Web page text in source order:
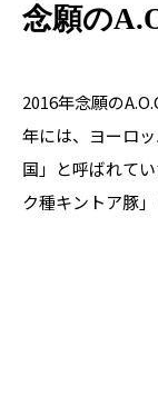
念願の
2016年念願の
年には、ヨーロ
国」と呼ばれて
ク種キントア豚